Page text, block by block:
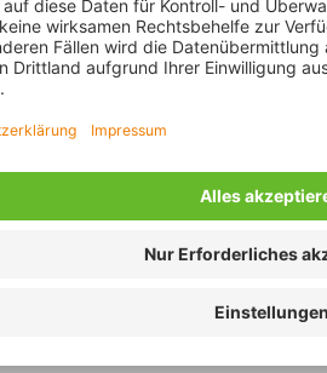
Großbritannien (2)
Island & Grönland (1)
Italien (2)
Indonesien (1)
Singapur (1)
7 Angebote p.P. ab €999.-
Namibia (3)
p.P. ab €5.999.-